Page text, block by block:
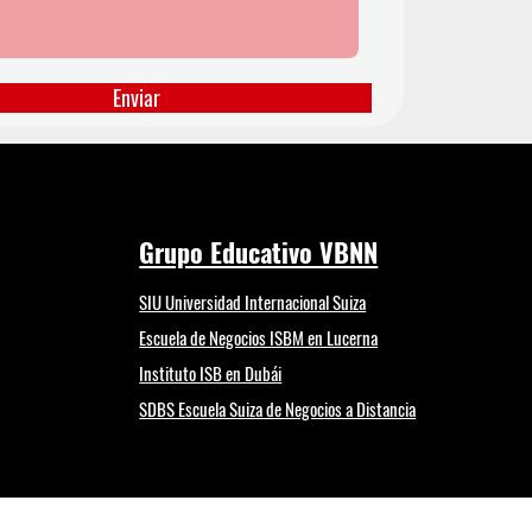
Enviar
Grupo Educativo VBNN
SIU Universidad Internacional Suiza
Escuela de Negocios ISBM en Lucerna
Instituto ISB en Dubái
SDBS Escuela Suiza de Negocios a Distancia